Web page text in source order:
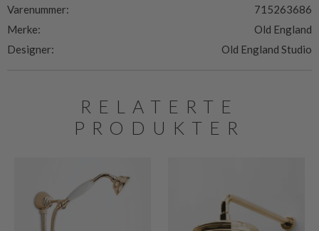
Varenummer:
715263686
Merke:
Old England
Designer:
Old England Studio
RELATERTE
PRODUKTER